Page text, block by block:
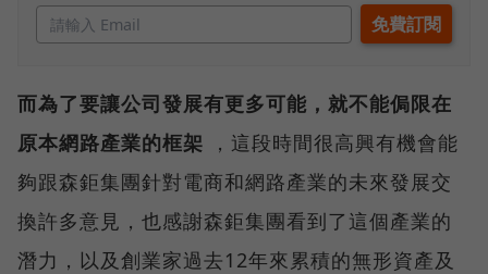
而為了要讓公司發展有更多可能，就不能侷限在
原本網路產業的框架 ，這段時間很高興有機會能
夠跟森鉅集團針對電商和網路產業的未來發展交
換許多意見，也感謝森鉅集團看到了這個產業的
潛力，以及創業家過去12年來累積的無形資產及